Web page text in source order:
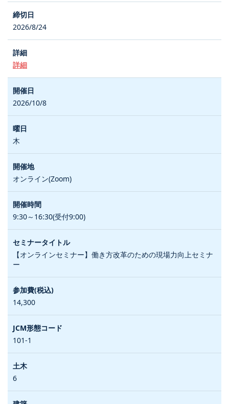
2026/8/24
詳細
2026/10/8
木
オンライン(Zoom)
9:30～16:30(受付9:00)
【オンラインセミナー】働き方改革のための現場力向上セミナ
ー
14,300
101-1
6